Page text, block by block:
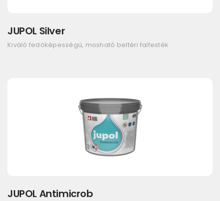
JUPOL Silver
Kiváló fedőképességű, mosható beltéri falfesték
JUPOL Antimicrob